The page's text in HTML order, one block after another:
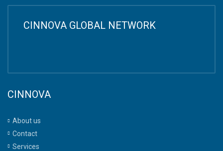
CINNOVA GLOBAL NETWORK
CINNOVA
About us
Contact
Services